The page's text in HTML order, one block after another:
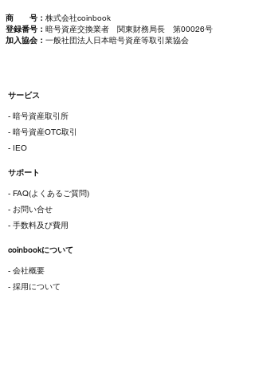
商 号： 株式会社coinbook
登録番号： 暗号資産交換業者 関東財務局長 第00026号
加入協会： 一般社団法人日本暗号資産等取引業協会
サービス
- 暗号資産取引所
- 暗号資産OTC取引
- IEO
サポート
- FAQ(よくあるご質問)
- お問い合せ
- 手数料及び費用
coinbookについて
- 会社概要
- 採用について